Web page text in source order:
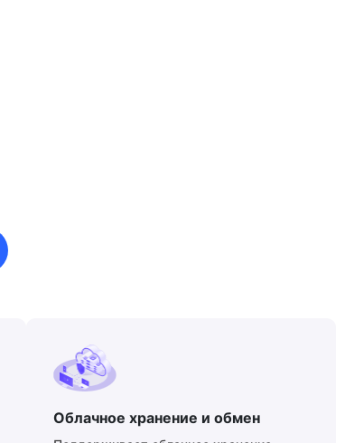
Облачное хранение и обмен